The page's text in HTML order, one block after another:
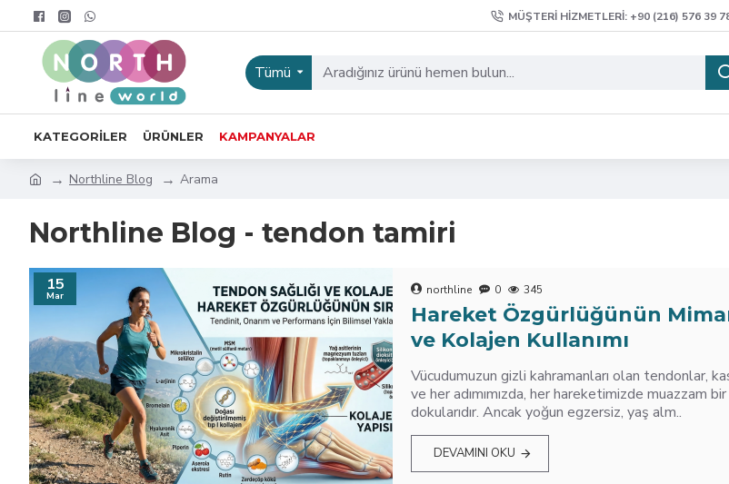
MÜŞTERI HIZMETLERI: +90 (216) 576 39
Tümü
KATEGORILER ÜRÜNLER KAMPANYALAR
Northline Blog Arama
Northline Blog - tendon tamiri
15
Mar northline 0 345
Hareket Özgürlüğünün
ve Kolajen Kullanımı
Vücudumuzun gizli kahramanları olan tendonlar,
ve her adımımızda, her hareketimizde muazzam
dokularıdır. Ancak yoğun egzersiz, yaş alm..
DEVAMINI OKU